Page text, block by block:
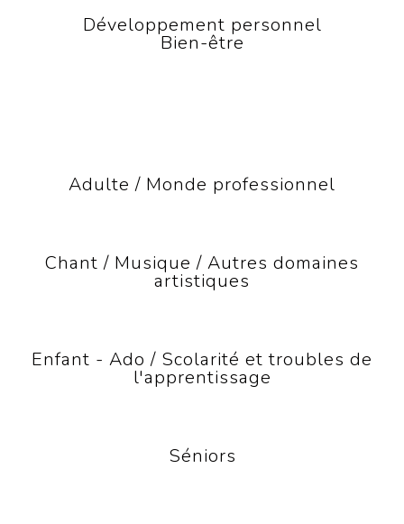
Développement personnel
Bien-être
Adulte / Monde professionnel
Chant / Musique / Autres domaines
artistiques
Enfant - Ado / Scolarité et troubles de
l'apprentissage
Séniors